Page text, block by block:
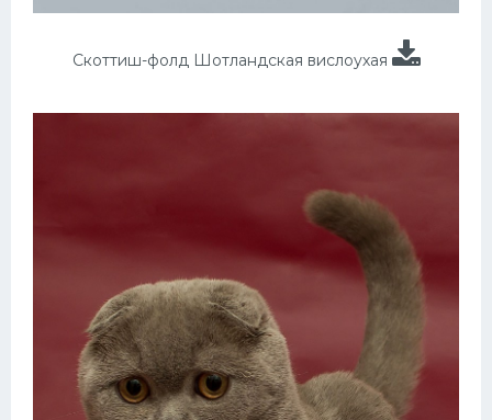
Скоттиш-фолд Шотландская вислоухая